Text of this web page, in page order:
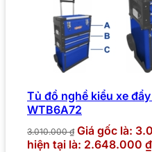
Tủ đồ nghề kiểu xe
WTB6A72
3.010.000₫ Giá gốc là:
hiện tại là: 2.648.000